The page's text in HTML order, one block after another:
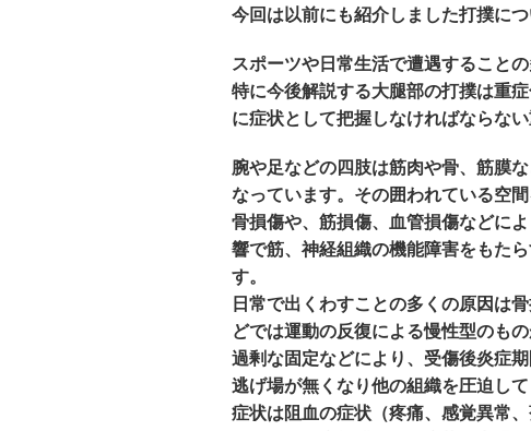
今回は以前にも紹介しました打撲に
スポーツや日常生活で遭遇すること
特に今後解説する大腿部の打撲は重
に症状として把握しなければならな
腕や足などの四肢は筋肉や骨、筋膜
なっています。その囲われている空
骨損傷や、筋損傷、血管損傷などに
響で筋、神経組織の機能障害をもた
す。
日常で出くわすことの多くの原因は
どでは運動の反復による慢性型のも
過剰な固定などにより、受傷後炎症
逃げ場が無くなり他の組織を圧迫し
症状は阻血の症状（疼痛、感覚異常